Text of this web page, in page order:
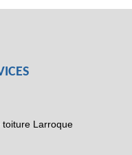
toiture Larroque